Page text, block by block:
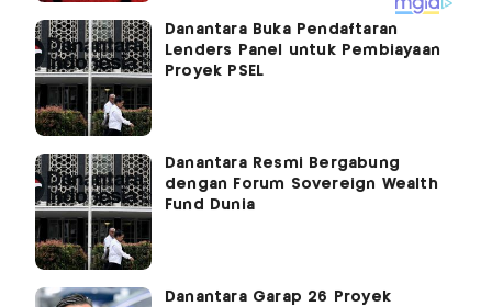
Danantara Buka Pendaftaran
Lenders Panel untuk Pembiayaan
Proyek PSEL
Danantara Resmi Bergabung
dengan Forum Sovereign Wealth
Fund Dunia
Danantara Garap 26 Proyek